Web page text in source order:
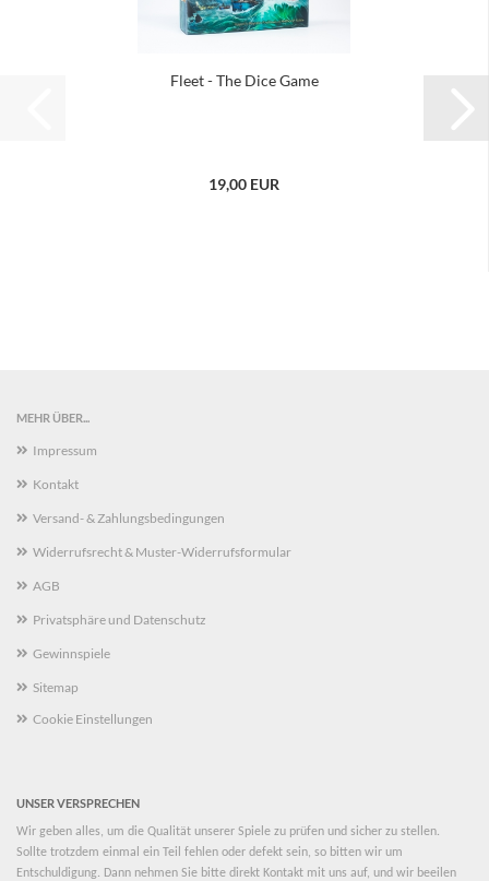
Fleet - The Dice Game
19,00 EUR
MEHR ÜBER...
Impressum
Kontakt
Versand- & Zahlungsbedingungen
Widerrufsrecht & Muster-Widerrufsformular
AGB
Privatsphäre und Datenschutz
Gewinnspiele
Sitemap
Cookie Einstellungen
UNSER VERSPRECHEN
Wir geben alles, um die Qualität unserer Spiele zu prüfen und sicher zu stellen.
Sollte trotzdem einmal ein Teil fehlen oder defekt sein, so bitten wir um
Entschuldigung. Dann nehmen Sie bitte direkt Kontakt mit uns auf, und wir beeilen